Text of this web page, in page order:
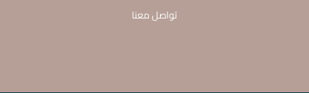
تواصل معنا